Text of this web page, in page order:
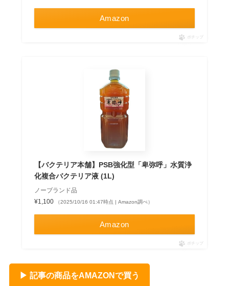
Amazon
ポチップ
【バクテリア本舗】PSB強化型「卑弥呼」水質浄
化複合バクテリア液 (1L)
ノーブランド品
¥1,100
（2025/10/16 01:47時点 | Amazon調べ）
Amazon
ポチップ
▶ 記事の商品をAMAZONで買う